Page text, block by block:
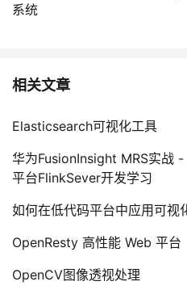
系统
相关文章
Elasticsearch可视化工具
华为FusionInsight MRS实战
平台FlinkSever开发学习
如何在低代码平台中应用可视
OpenResty 高性能 Web 平台
OpenCV图像透视处理